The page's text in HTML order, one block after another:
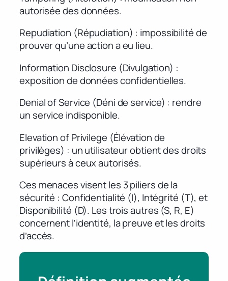
autorisée des données.
Repudiation (Répudiation) : impossibilité de
prouver qu’une action a eu lieu.
Information Disclosure (Divulgation) :
exposition de données confidentielles.
Denial of Service (Déni de service) : rendre
un service indisponible.
Elevation of Privilege (Élévation de
privilèges) : un utilisateur obtient des droits
supérieurs à ceux autorisés.
Ces menaces visent les 3 piliers de la
sécurité : Confidentialité (I), Intégrité (T), et
Disponibilité (D). Les trois autres (S, R, E)
concernent l’identité, la preuve et les droits
d’accès.